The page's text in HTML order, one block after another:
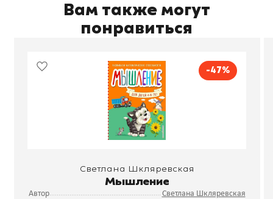
Вам также могут
понравиться
-47%
Светлана Шкляревская
Мышление
Автор
Светлана Шкляревская